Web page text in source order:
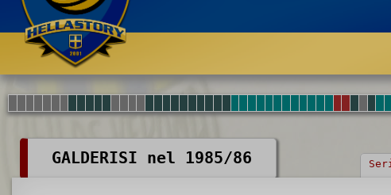
Benvenuti su HELLASTORY.net
GALDERISI nel 1985/86